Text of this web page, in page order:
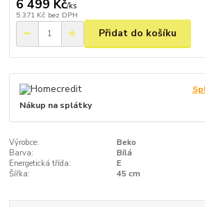
6 499 Kč/ks
5 371 Kč bez DPH
Přidat do košíku
Nákup na splátky
Výrobce:
Beko
Barva:
Bílá
Energetická třída:
E
Šířka:
45 cm